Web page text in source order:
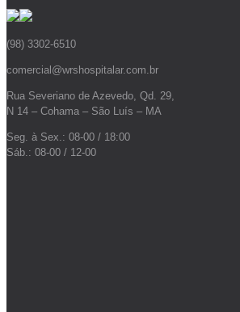
(98) 3302-6510
comercial@wrshospitalar.com.br
Rua Severiano de Azevedo, Qd. 29,
N 14 – Cohama – São Luís – MA
Seg. à Sex.: 08-00 / 18:00
Sáb.: 08-00 / 12-00